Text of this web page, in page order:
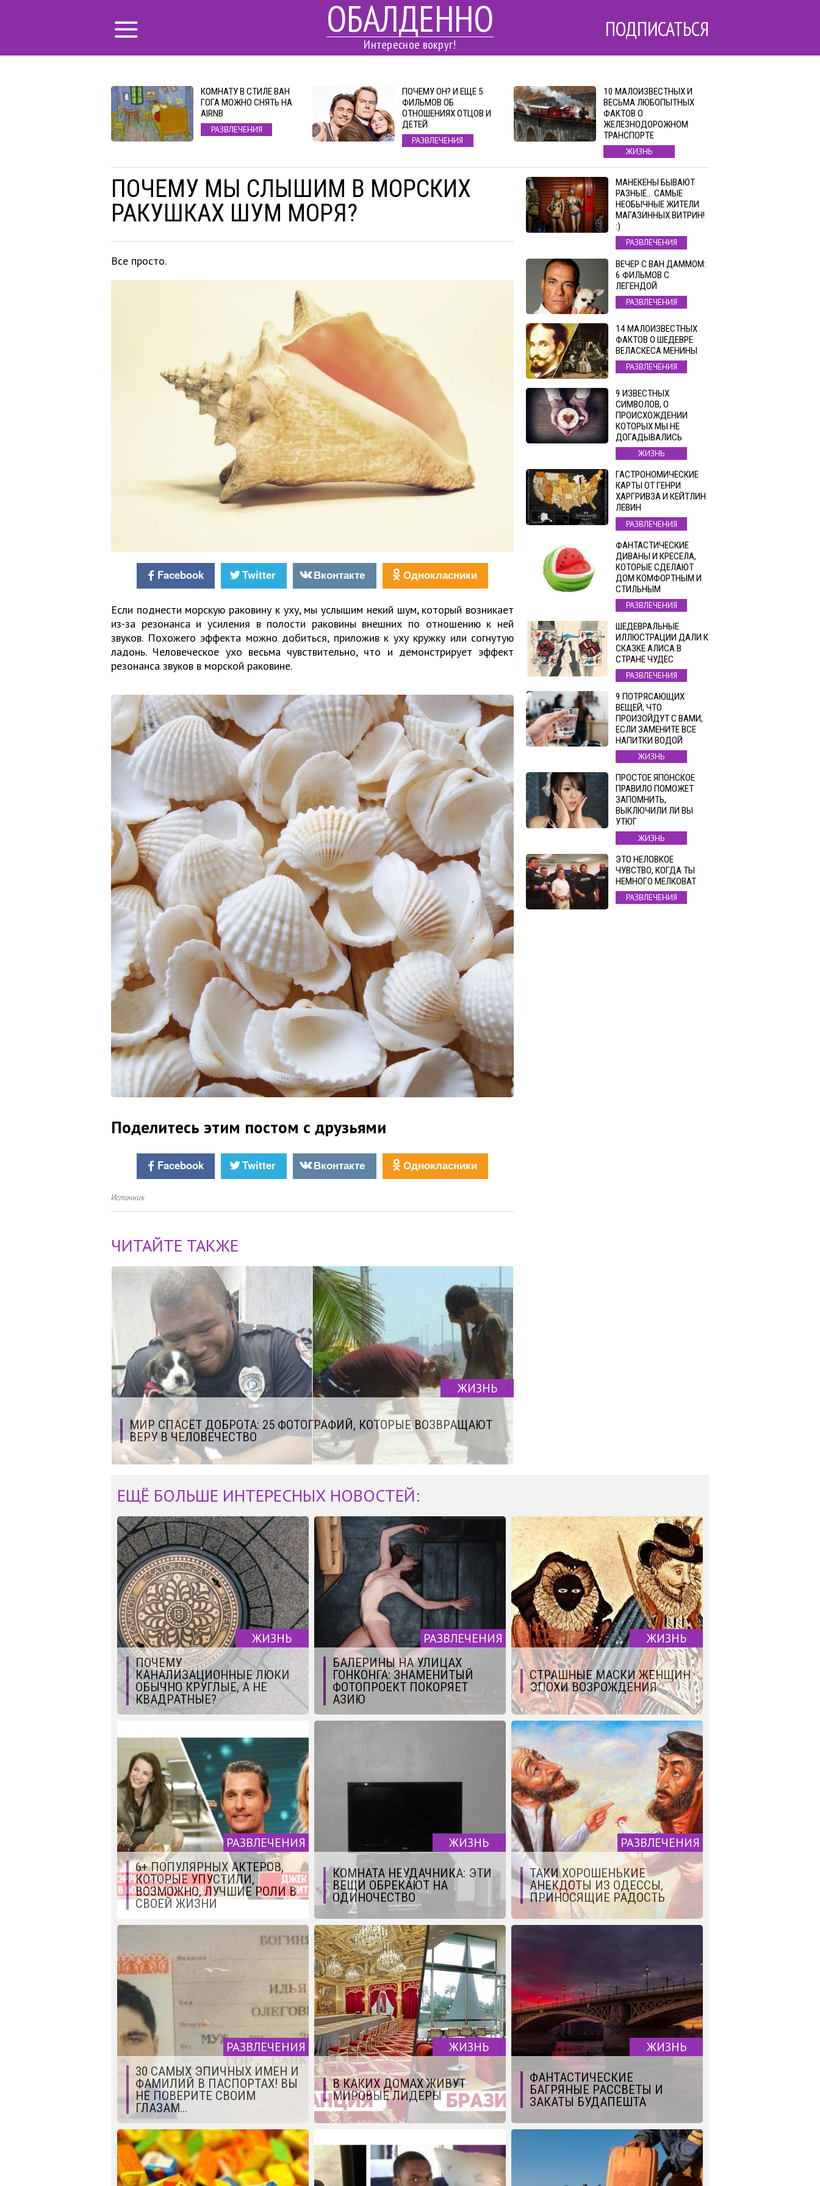
ОБАЛДЕННО
Интересное вокруг!
ПОДПИСАТЬСЯ
КОМНАТУ В СТИЛЕ ВАН
ГОГА МОЖНО СНЯТЬ НА
AIRNB
РАЗВЛЕЧЕНИЯ
ПОЧЕМУ ОН? И ЕЩЕ 5
ФИЛЬМОВ ОБ
ОТНОШЕНИЯХ ОТЦОВ И
ДЕТЕЙ
РАЗВЛЕЧЕНИЯ
10 МАЛОИЗВЕСТНЫХ И
ВЕСЬМА ЛЮБОПЫТНЫХ
ФАКТОВ О
ЖЕЛЕЗНОДОРОЖНОМ
ТРАНСПОРТЕ
ЖИЗНЬ
ПОЧЕМУ МЫ СЛЫШИМ В МОРСКИХ
РАКУШКАХ ШУМ МОРЯ?
Все просто.
Facebook Twitter Вконтакте Однокласники
Если поднести морскую раковину к уху, мы услышим некий шум, который возникает
из-за резонанса и усиления в полости раковины внешних по отношению к ней
звуков. Похожего эффекта можно добиться, приложив к уху кружку или согнутую
ладонь. Человеческое ухо весьма чувствительно, что и демонстрирует эффект
резонанса звуков в морской раковине.
Поделитесь этим постом с друзьями
Facebook Twitter Вконтакте Однокласники
Источник
ЧИТАЙТЕ ТАКЖЕ
ЖИЗНЬ
МИР СПАСЁТ ДОБРОТА: 25 ФОТОГРАФИЙ, КОТОРЫЕ ВОЗВРАЩАЮТ
ВЕРУ В ЧЕЛОВЕЧЕСТВО
МАНЕКЕНЫ БЫВАЮТ
РАЗНЫЕ… САМЫЕ
НЕОБЫЧНЫЕ ЖИТЕЛИ
МАГАЗИННЫХ ВИТРИН!
:)
РАЗВЛЕЧЕНИЯ
ВЕЧЕР С ВАН ДАММОМ:
6 ФИЛЬМОВ С
ЛЕГЕНДОЙ
РАЗВЛЕЧЕНИЯ
14 МАЛОИЗВЕСТНЫХ
ФАКТОВ О ШЕДЕВРЕ
ВЕЛАСКЕСА МЕНИНЫ
РАЗВЛЕЧЕНИЯ
9 ИЗВЕСТНЫХ
СИМВОЛОВ, О
ПРОИСХОЖДЕНИИ
КОТОРЫХ МЫ НЕ
ДОГАДЫВАЛИСЬ
ЖИЗНЬ
ГАСТРОНОМИЧЕСКИЕ
КАРТЫ ОТ ГЕНРИ
ХАРГРИВЗА И КЕЙТЛИН
ЛЕВИН
РАЗВЛЕЧЕНИЯ
ФАНТАСТИЧЕСКИЕ
ДИВАНЫ И КРЕСЕЛА,
КОТОРЫЕ СДЕЛАЮТ
ДОМ КОМФОРТНЫМ И
СТИЛЬНЫМ
РАЗВЛЕЧЕНИЯ
ШЕДЕВРАЛЬНЫЕ
ИЛЛЮСТРАЦИИ ДАЛИ К
СКАЗКЕ АЛИСА В
СТРАНЕ ЧУДЕС
РАЗВЛЕЧЕНИЯ
9 ПОТРЯСАЮЩИХ
ВЕЩЕЙ, ЧТО
ПРОИЗОЙДУТ С ВАМИ,
ЕСЛИ ЗАМЕНИТЕ ВСЕ
НАПИТКИ ВОДОЙ
ЖИЗНЬ
ПРОСТОЕ ЯПОНСКОЕ
ПРАВИЛО ПОМОЖЕТ
ЗАПОМНИТЬ,
ВЫКЛЮЧИЛИ ЛИ ВЫ
УТЮГ
ЖИЗНЬ
ЭТО НЕЛОВКОЕ
ЧУВСТВО, КОГДА ТЫ
НЕМНОГО МЕЛКОВАТ
РАЗВЛЕЧЕНИЯ
ЕЩЁ БОЛЬШЕ ИНТЕРЕСНЫХ НОВОСТЕЙ:
ЖИЗНЬ
ПОЧЕМУ
КАНАЛИЗАЦИОННЫЕ ЛЮКИ
ОБЫЧНО КРУГЛЫЕ, А НЕ
КВАДРАТНЫЕ?
РАЗВЛЕЧЕНИЯ
БАЛЕРИНЫ НА УЛИЦАХ
ГОНКОНГА: ЗНАМЕНИТЫЙ
ФОТОПРОЕКТ ПОКОРЯЕТ
АЗИЮ
ЖИЗНЬ
СТРАШНЫЕ МАСКИ ЖЕНЩИН
ЭПОХИ ВОЗРОЖДЕНИЯ
РАЗВЛЕЧЕНИЯ
6+ ПОПУЛЯРНЫХ АКТЕРОВ,
КОТОРЫЕ УПУСТИЛИ,
ВОЗМОЖНО, ЛУЧШИЕ РОЛИ В
СВОЕЙ ЖИЗНИ
ЖИЗНЬ
КОМНАТА НЕУДАЧНИКА: ЭТИ
ВЕЩИ ОБРЕКАЮТ НА
ОДИНОЧЕСТВО
РАЗВЛЕЧЕНИЯ
ТАКИ ХОРОШЕНЬКИЕ
АНЕКДОТЫ ИЗ ОДЕССЫ,
ПРИНОСЯЩИЕ РАДОСТЬ
РАЗВЛЕЧЕНИЯ
30 САМЫХ ЭПИЧНЫХ ИМЕН И
ФАМИЛИЙ В ПАСПОРТАХ! ВЫ
НЕ ПОВЕРИТЕ СВОИМ
ГЛАЗАМ…
ЖИЗНЬ
В КАКИХ ДОМАХ ЖИВУТ
МИРОВЫЕ ЛИДЕРЫ
ЖИЗНЬ
ФАНТАСТИЧЕСКИЕ
БАГРЯНЫЕ РАССВЕТЫ И
ЗАКАТЫ БУДАПЕШТА